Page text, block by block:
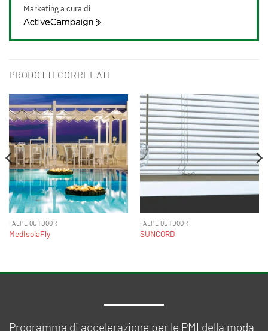
Marketing a cura di
ActiveCampaign
PRODOTTI CORRELATI
FALPE OUTDOOR
MedIsolaFly
FALPE OUTDOOR
SUNCORD
Programma di accelerazione per le PMI della moda